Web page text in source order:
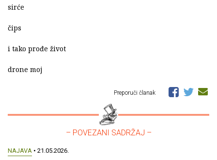
sirće
čips
i tako prođe život
drone moj
Preporuči članak
– POVEZANI SADRŽAJ –
NAJAVA • 21.05.2026.